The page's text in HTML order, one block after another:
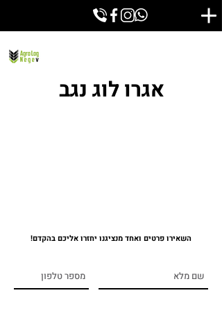
אגרו לוג נגב
השאירו פרטים ואחד מנציגנו יחזרו אליכם בהקדם!